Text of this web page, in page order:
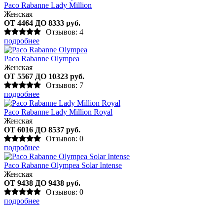
Paco Rabanne Lady Million
Женская
ОТ 4464 ДО 8333 руб.
Отзывов: 4
подробнее
Paco Rabanne Olympea
Женская
ОТ 5567 ДО 10323 руб.
Отзывов: 7
подробнее
Paco Rabanne Lady Million Royal
Женская
ОТ 6016 ДО 8537 руб.
Отзывов: 0
подробнее
Paco Rabanne Olympea Solar Intense
Женская
ОТ 9438 ДО 9438 руб.
Отзывов: 0
подробнее